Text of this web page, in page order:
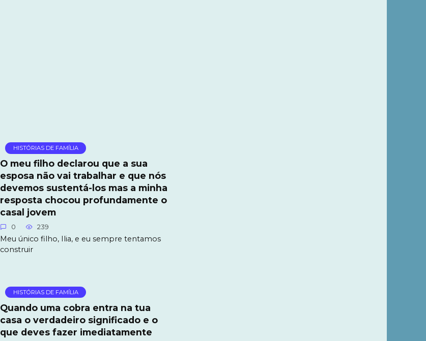
HISTÓRIAS DE FAMÍLIA
O meu filho declarou que a sua
esposa não vai trabalhar e que nós
devemos sustentá-los mas a minha
resposta chocou profundamente o
casal jovem
0 239
Meu único filho, Ilia, e eu sempre tentamos
construir
HISTÓRIAS DE FAMÍLIA
Quando uma cobra entra na tua
casa o verdadeiro significado e o
que deves fazer imediatamente